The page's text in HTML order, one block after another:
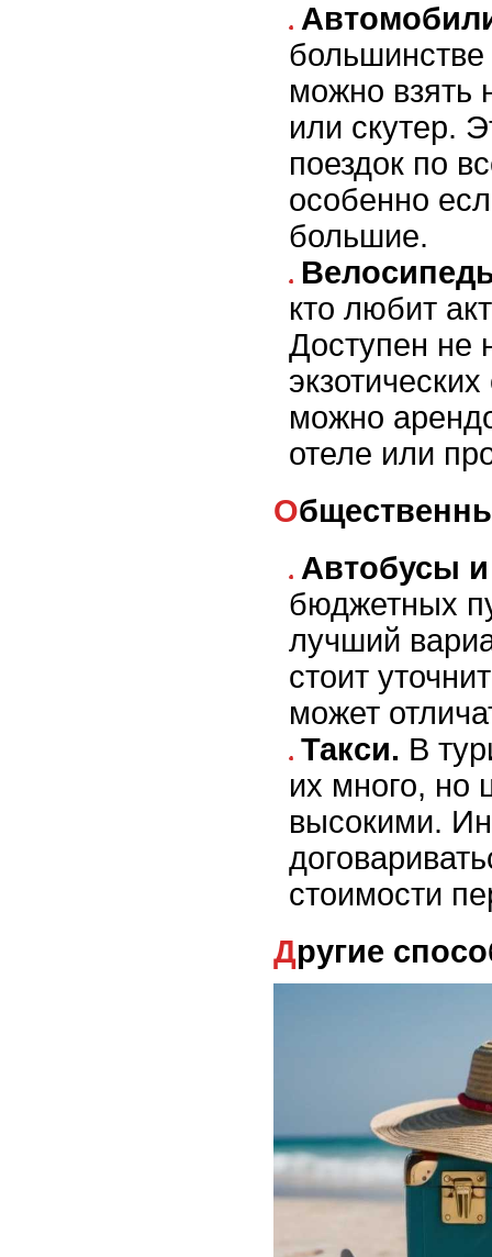
большинстве
можно взять
или скутер.
поездок по
особенно
большие.
кто любит
Доступен не
можно
отеле или
Автобусы
бюджетных
лучший
стоит
может
Такси. В
их много, но
высокими.
стоимости
Другие